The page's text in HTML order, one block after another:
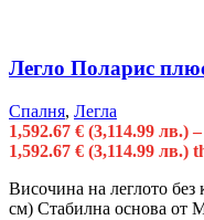
Легло Поларис
Спалня, Легла
1,592.67 € (3,114.99 лв.) –
1,592.67 € (3,114.99 лв.)
Височина на леглото
см) Стабилна основа от